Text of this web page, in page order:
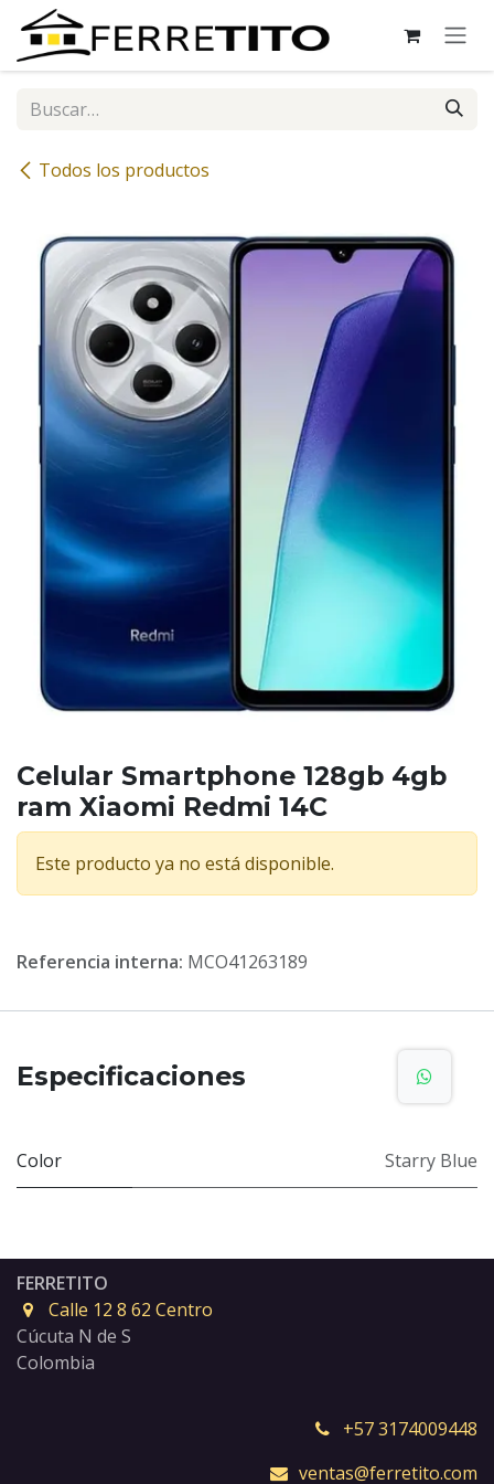
Ir al contenido
Todos los productos
Celular Smartphone 128gb 4gb
ram Xiaomi Redmi 14C
Este producto ya no está disponible.
Referencia interna: MCO41263189
Especificaciones
Color Starry Blue
FERRETITO
Calle 12 8 62 Centro
Cúcuta N de S
Colombia
+57 3174009448
ventas@ferretito.com